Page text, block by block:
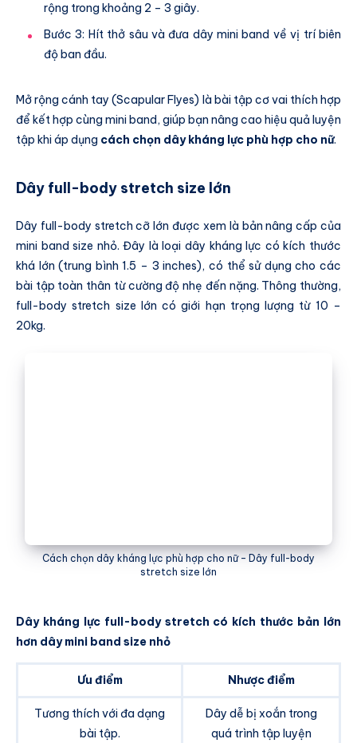
rộng trong khoảng 2 – 3 giây.
Bước 3: Hít thở sâu và đưa dây mini band về vị trí biên
độ ban đầu.
Mở rộng cánh tay (Scapular Flyes) là bài tập cơ vai thích hợp
để kết hợp cùng mini band, giúp bạn nâng cao hiệu quả luyện
tập khi áp dụng cách chọn dây kháng lực phù hợp cho nữ.
Dây full-body stretch size lớn
Dây full-body stretch cỡ lớn được xem là bản nâng cấp của
mini band size nhỏ. Đây là loại dây kháng lực có kích thước
khá lớn (trung bình 1.5 – 3 inches), có thể sử dụng cho các
bài tập toàn thân từ cường độ nhẹ đến nặng. Thông thường,
full-body stretch size lớn có giới hạn trọng lượng từ 10 –
20kg.
Cách chọn dây kháng lực phù hợp cho nữ – Dây full-body
stretch size lớn
Dây kháng lực full-body stretch có kích thước bản lớn
hơn dây mini band size nhỏ
Ưu điểm Nhược điểm
Tương thích với đa dạng
bài tập.
Dây dễ bị xoắn trong
quá trình tập luyện